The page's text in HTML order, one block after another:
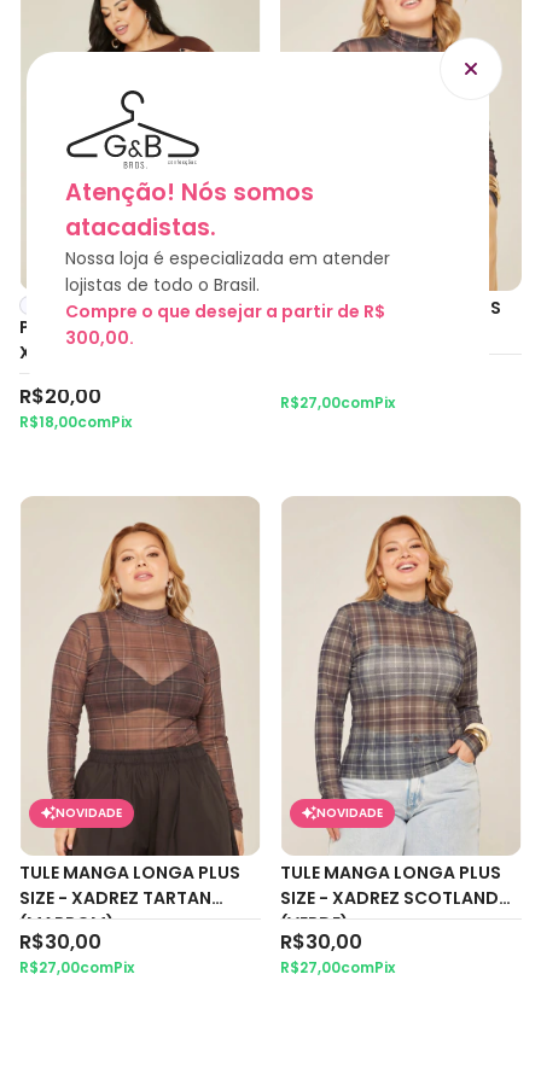
PLUS SIZE - CORAÇÃO
XADREZ
NOVIDADE
R$20,00
R$18,00comPix
+1
TULE MANGA LONGA PLUS
NOVIDADE
R$27,00comPix
TULE MANGA LONGA PLUS
SIZE - XADREZ TARTAN
(MARROM)
NOVIDADE
R$30,00
R$27,00comPix
TULE MANGA LONGA PLUS
SIZE - XADREZ SCOTLAND
(VERDE)
NOVIDADE
R$30,00
R$27,00comPix
Atenção! Nós somos
atacadistas.
Nossa loja é especializada em atender
lojistas de todo o Brasil.
Compre o que desejar a partir de R$
300,00.